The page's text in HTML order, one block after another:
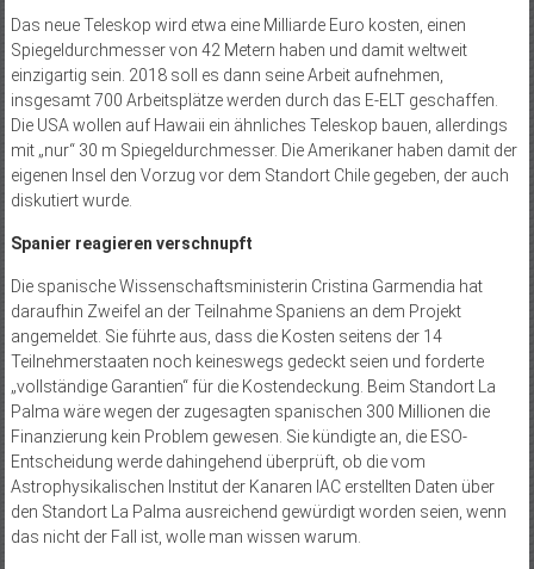
Das neue Teleskop wird etwa eine Milliarde Euro kosten, einen
Spiegeldurchmesser von 42 Metern haben und damit weltweit
einzigartig sein. 2018 soll es dann seine Arbeit aufnehmen,
insgesamt 700 Arbeitsplätze werden durch das E-ELT geschaffen.
Die USA wollen auf Hawaii ein ähnliches Teleskop bauen, allerdings
mit „nur“ 30 m Spiegeldurchmesser. Die Amerikaner haben damit der
eigenen Insel den Vorzug vor dem Standort Chile gegeben, der auch
diskutiert wurde.
Spanier reagieren verschnupft
Die spanische Wissenschaftsministerin Cristina Garmendia hat
daraufhin Zweifel an der Teilnahme Spaniens an dem Projekt
angemeldet. Sie führte aus, dass die Kosten seitens der 14
Teilnehmerstaaten noch keineswegs gedeckt seien und forderte
„vollständige Garantien“ für die Kostendeckung. Beim Standort La
Palma wäre wegen der zugesagten spanischen 300 Millionen die
Finanzierung kein Problem gewesen. Sie kündigte an, die ESO-
Entscheidung werde dahingehend überprüft, ob die vom
Astrophysikalischen Institut der Kanaren IAC erstellten Daten über
den Standort La Palma ausreichend gewürdigt worden seien, wenn
das nicht der Fall ist, wolle man wissen warum.